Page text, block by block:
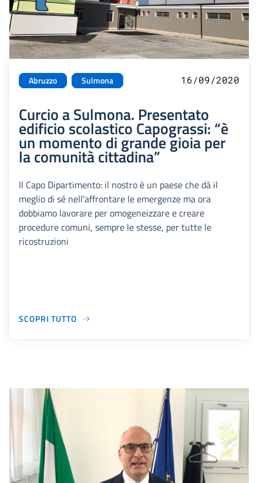
Abruzzo Sulmona 16/09/2020
Curcio a Sulmona. Presentato
edificio scolastico Capograssi: “è
un momento di grande gioia per
la comunità cittadina”
Il Capo Dipartimento: il nostro è un paese che dà il
meglio di sé nell'affrontare le emergenze ma ora
dobbiamo lavorare per omogeneizzare e creare
procedure comuni, sempre le stesse, per tutte le
ricostruzioni
SCOPRI TUTTO